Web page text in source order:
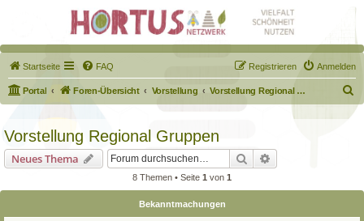
Startseite FAQ Anmelden
Registrieren
Portal Foren-Übersicht Vorstellung Vorstellung Regional Gruppen
u
Vorstellung Regional Gruppen
Neues Thema Suche
8 Themen • Seite 1 von 1
Bekanntmachungen